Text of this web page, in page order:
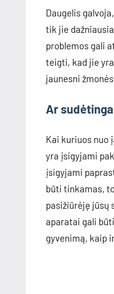
Daugelis
tik jie
problemos gali
teigti, kad jie
jaunesni
Ar
Kai kuriuos nuo
yra įsigyjami
įsigyjami
būti tinkamas,
pasižiūrėję jūsų
aparatai gali
gyvenimą, kaip